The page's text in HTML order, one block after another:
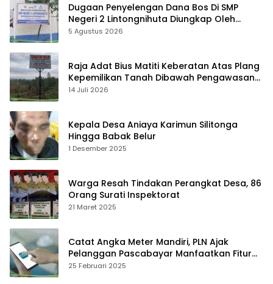
Dugaan Penyelengan Dana Bos Di SMP
Negeri 2 Lintongnihuta Diungkap Oleh
Pemerhati Pendidikan
5 Agustus 2026
Raja Adat Bius Matiti Keberatan Atas Plang
Kepemilikan Tanah Dibawah Pengawasan
Kantor Hukum Poltak Silitonga
14 Juli 2026
Kepala Desa Aniaya Karimun Silitonga
Hingga Babak Belur
1 Desember 2025
Warga Resah Tindakan Perangkat Desa, 86
Orang Surati Inspektorat
21 Maret 2025
Catat Angka Meter Mandiri, PLN Ajak
Pelanggan Pascabayar Manfaatkan Fitur
Swacam di Aplikasi PLN Mobile
25 Februari 2025